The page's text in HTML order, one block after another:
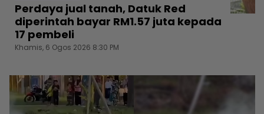
Perdaya jual tanah, Datuk Red
diperintah bayar RM1.57 juta kepada
17 pembeli
Khamis, 6 Ogos 2026 8:30 PM